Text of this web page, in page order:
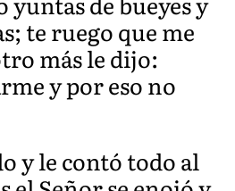
te ruego que me
más le dijo:
y por eso no
y le contó todo al